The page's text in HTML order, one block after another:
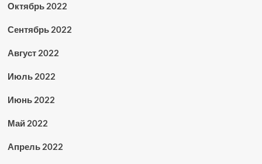
Октябрь 2022
Сентябрь 2022
Август 2022
Июль 2022
Июнь 2022
Май 2022
Апрель 2022